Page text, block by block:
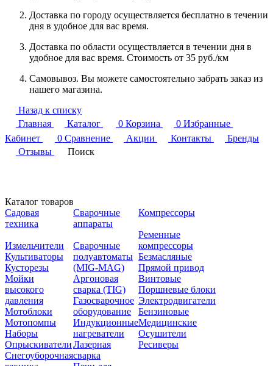
Доставка по городу осуществляется бесплатно в течении
дня в удобное для вас время.
Доставка по области осуществляется в течении дня в
удобное для вас время. Стоимость от 35 руб./км
Самовывоз. Вы можете самостоятельно забрать заказ из
нашего магазина.
Назад к списку
Главная
Каталог 0 Корзина 0 Избранные
Кабинет
0 Сравнение Акции Контакты
Бренды
Отзывы
Поиск
Каталог товаров
Садовая
техника
Измельчители
Культиваторы
Кусторезы
Мойки
высокого
давления
Мотоблоки
Мотопомпы
Наборы
Опрыскиватели
Снегоуборочная
Сварочные
аппараты
Сварочные
полуавтоматы
(MIG-MAG)
Аргоновая
сварка (TIG)
Газосварочное
оборудование
Индукционные
нагреватели
Лазерная
сварка
Компрессоры
Ременные
компрессоры
Безмасляные
Прямой привод
Винтовые
Поршневые блоки
Электродвигатели
Бензиновые
Медицинские
Осушители
Ресиверы